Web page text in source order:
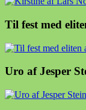
Til fest med
Uro af Jesper